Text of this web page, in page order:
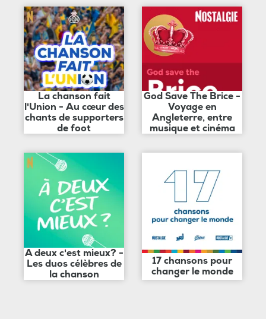
La chanson fait
l'Union - Au cœur des
chants de supporters
de foot
God Save The Brice -
Voyage en
Angleterre, entre
musique et cinéma
A deux c'est mieux? -
Les duos célèbres de
la chanson
17 chansons pour
changer le monde